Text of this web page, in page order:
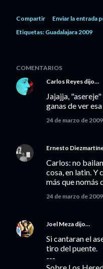
Compartir
Enviar la entrada
Etiquetas: Guadalajara 2009
COMENTARIOS
Carlos Reyes dijo…
Jajajja,
ganas de ver
24 de marzo de 2009
Ernesto
Carlos: no
cosa, en latin. Y
más que nomás
24 de marzo de 2009
Joel Meza dijo…
Si cantaran el
tiro del puente.
---